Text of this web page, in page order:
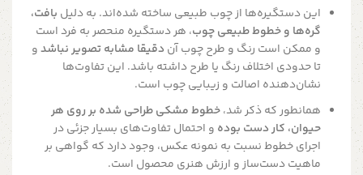
این دستگیره‌ها از چوب طبیعی ساخته شده‌اند. به دلیل بافت،
گره‌ها و خطوط طبیعی چوب، هر دستگیره منحصر به فرد است
و ممکن است رنگ و طرح چوب آن دقیقا مشابه تصویر نباشدو
تا حدودی اختلاف رنگ یا طرح داشته باشد. این تفاوت‌ها
نشان‌دهنده اصالت و زیبایی چوب است.
همانطور که ذکر شد،خطوط مشکی طراحی شده بر روی هر
حیوان، کار دست بوده و احتمال تفاوت‌های بسیار جزئی در
اجرای خطوط نسبت به نمونه عکس، وجود دارد که گواهی بر
ماهیت دست‌ساز و ارزش هنری محصول است.